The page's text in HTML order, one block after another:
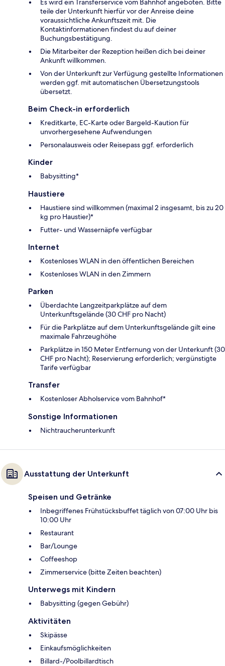
Es wird ein Transferservice vom Bahnhof angeboten. Bitte
teile der Unterkunft hierfür vor der Anreise deine
voraussichtliche Ankunftszeit mit. Die
Kontaktinformationen findest du auf deiner
Buchungsbestätigung.
Die Mitarbeiter der Rezeption heißen dich bei deiner
Ankunft willkommen.
Von der Unterkunft zur Verfügung gestellte Informationen
werden ggf. mit automatischen Übersetzungstools
übersetzt.
Beim Check-in erforderlich
Kreditkarte, EC-Karte oder Bargeld-Kaution für
unvorhergesehene Aufwendungen
Personalausweis oder Reisepass ggf. erforderlich
Kinder
Babysitting*
Haustiere
Haustiere sind willkommen (maximal 2 insgesamt, bis zu 20
kg pro Haustier)*
Futter- und Wassernäpfe verfügbar
Internet
Kostenloses WLAN in den öffentlichen Bereichen
Kostenloses WLAN in den Zimmern
Parken
Überdachte Langzeitparkplätze auf dem
Unterkunftsgelände (30 CHF pro Nacht)
Für die Parkplätze auf dem Unterkunftsgelände gilt eine
maximale Fahrzeughöhe
Parkplätze in 150 Meter Entfernung von der Unterkunft (30
CHF pro Nacht); Reservierung erforderlich; vergünstigte
Tarife verfügbar
Transfer
Kostenloser Abholservice vom Bahnhof*
Sonstige Informationen
Nichtraucherunterkunft
Ausstattung der Unterkunft
Speisen und Getränke
Inbegriffenes Frühstücksbuffet täglich von 07:00 Uhr bis
10:00 Uhr
Restaurant
Bar/Lounge
Coffeeshop
Zimmerservice (bitte Zeiten beachten)
Unterwegs mit Kindern
Babysitting (gegen Gebühr)
Aktivitäten
Skipässe
Einkaufsmöglichkeiten
Billard-/Poolbillardtisch